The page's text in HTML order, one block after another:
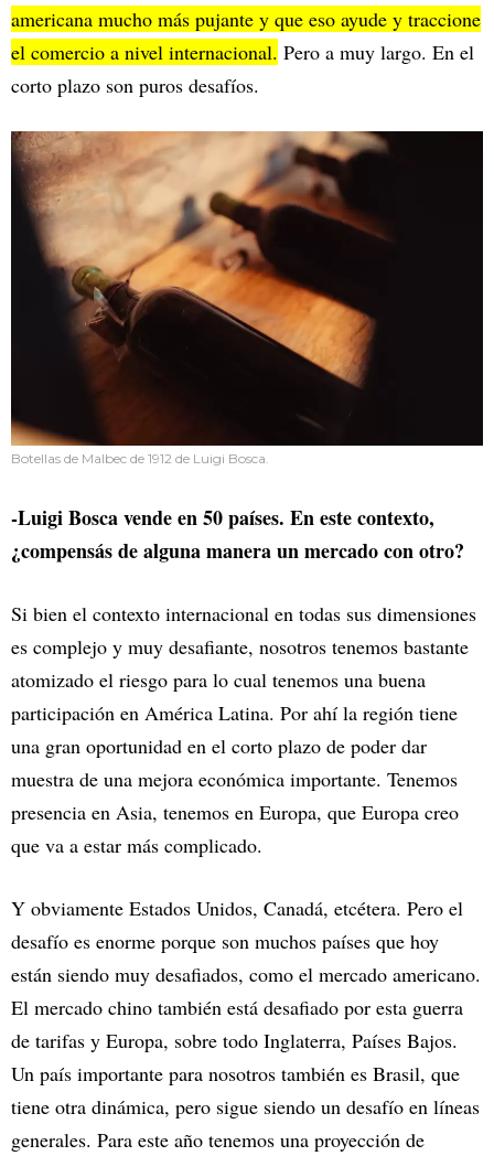
americana mucho más pujante y que eso ayude y traccione
el comercio a nivel internacional. Pero a muy largo. En el
corto plazo son puros desafíos.
Botellas de Malbec de 1912 de Luigi Bosca.
-Luigi Bosca vende en 50 países. En este contexto,
¿compensás de alguna manera un mercado con otro?
Si bien el contexto internacional en todas sus dimensiones
es complejo y muy desafiante, nosotros tenemos bastante
atomizado el riesgo para lo cual tenemos una buena
participación en América Latina. Por ahí la región tiene
una gran oportunidad en el corto plazo de poder dar
muestra de una mejora económica importante. Tenemos
presencia en Asia, tenemos en Europa, que Europa creo
que va a estar más complicado.
Y obviamente Estados Unidos, Canadá, etcétera. Pero el
desafío es enorme porque son muchos países que hoy
están siendo muy desafiados, como el mercado americano.
El mercado chino también está desafiado por esta guerra
de tarifas y Europa, sobre todo Inglaterra, Países Bajos.
Un país importante para nosotros también es Brasil, que
tiene otra dinámica, pero sigue siendo un desafío en líneas
generales. Para este año tenemos una proyección de